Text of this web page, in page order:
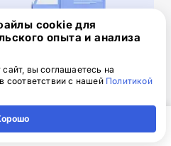
на обучение
и отправьте по
cookie для
опыта и анализа
вы соглашаетесь на
соответствии с нашей Политикой